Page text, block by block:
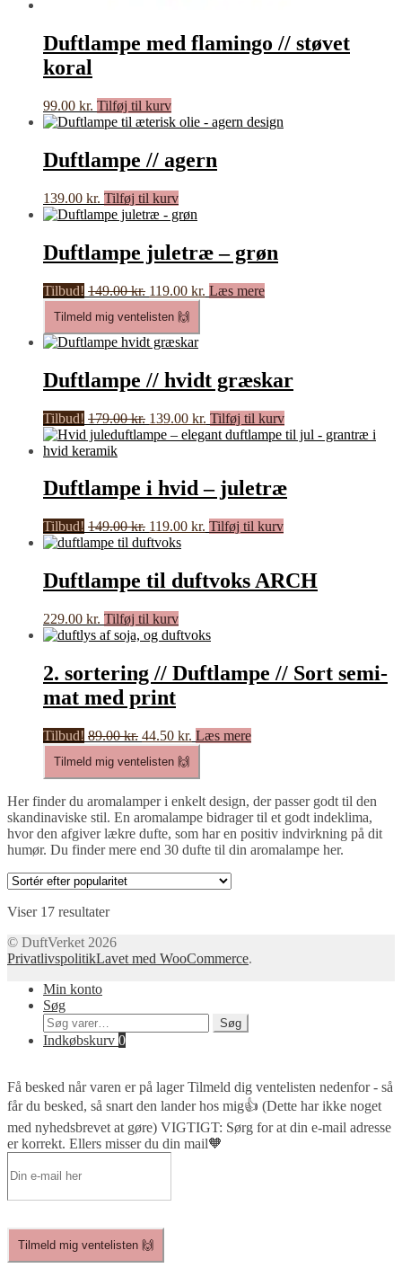
Duftlampe med flamingo // støvet
koral
99.00 kr. Tilføj til kurv
Duftlampe // agern
139.00 kr. Tilføj til kurv
Duftlampe juletræ – grøn
Tilbud! 149.00kr. Den
oprindelige
pris
var:
149.00 kr..
119.00 kr. Den
Læs mere
Tilmeld mig ventelisten 🙌
Duftlampe // hvidt græskar
Tilbud! 179.00kr. Den
oprindelige
179.00 kr..
139.00 kr. Den
aktuelle
139.00 kr..
Tilføj til kurv
Duftlampe i hvid – juletræ
Tilbud! 149.00kr. Den
oprindelige
var:
149.00 kr..
119.00 kr. Den
er:
119.00 kr..
Tilføj til kurv
Duftlampe til duftvoks ARCH
229.00 kr. Tilføj til kurv
2. sortering // Duftlampe // Sort semi-
mat med print
Tilbud! 89.00kr. Den
oprindelige
pris
var:
89.00 kr..
44.50 kr. Den
aktuelle
er:
44.50 kr..
Læs mere
Tilmeld mig ventelisten 🙌
Her finder du aromalamper i enkelt design, der passer godt til den
skandinaviske stil. En aromalampe bidrager til et godt indeklima,
hvor den afgiver lækre dufte, som har en positiv indvirkning på dit
humør. Du finder mere end 30 dufte til din aromalampe her.
Viser 17 resultaterSorteret
popularitet
© DuftVerket 2026
PrivatlivspolitikLavet med WooCommerce.
Min konto
Søg
Søg
efter:
Søg
Indkøbskurv 0
Få besked når varen er på lagerTilmeld dig ventelisten nedenfor - så
får du besked, så snart den lander hos mig👍 (Dette har ikke noget
med nyhedsbrevet at gøre) VIGTIGT: Sørg for at din e-mail adresse
er korrekt. Ellers misser du din mail🧡
Tilmeld mig ventelisten 🙌